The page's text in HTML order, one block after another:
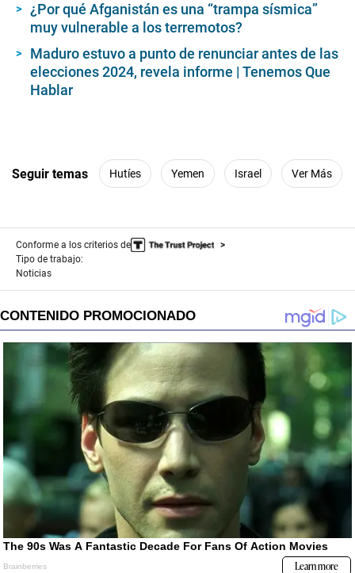
¿Por qué Afganistán es una “trampa sísmica”
muy vulnerable a los terremotos?
Maduro estuvo a punto de renunciar antes de las
elecciones 2024, revela informe | Tenemos Que
Hablar
Seguir temas Hutíes Yemen Israel Ver Más
Conforme a los criterios de
Tipo de trabajo:
Noticias